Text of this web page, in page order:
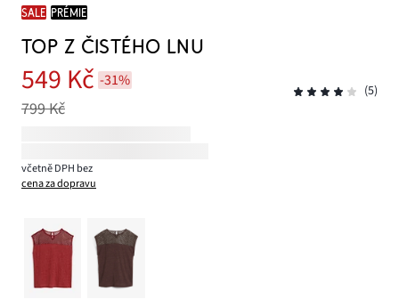
SALE PRÉMIE
TOP Z ČISTÉHO LNU
549 Kč -31%
799 Kč
(5)
včetně DPH bez
cena za dopravu